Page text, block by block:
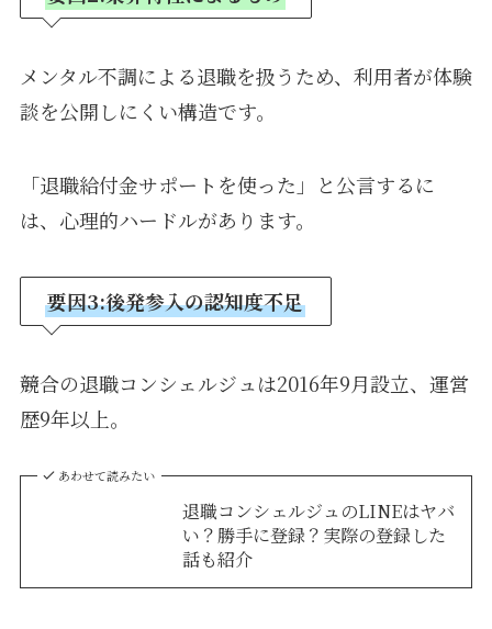
メンタル不調による退職を扱うため、利用者が体験
談を公開しにくい構造です。
「退職給付金サポートを使った」と公言するに
は、心理的ハードルがあります。
要因3:後発参入の認知度不足
競合の退職コンシェルジュは2016年9月設立、運営
歴9年以上。
あわせて読みたい
退職コンシェルジュのLINEはヤバ
い？勝手に登録？実際の登録した
話も紹介